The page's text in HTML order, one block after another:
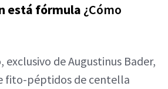
está fórmula ¿Cómo
exclusivo de Augustinus Bader,
fito-péptidos de centella